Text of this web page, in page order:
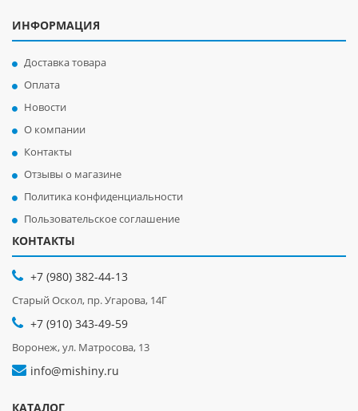
ИНФОРМАЦИЯ
Доставка товара
Оплата
Новости
О компании
Контакты
Отзывы о магазине
Политика конфиденциальности
Пользовательское соглашение
КОНТАКТЫ
+7 (980) 382-44-13
Старый Оскол, пр. Угарова, 14Г
+7 (910) 343-49-59
Воронеж, ул. Матросова, 13
info@mishiny.ru
КАТАЛОГ